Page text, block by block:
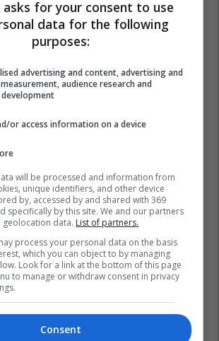
asks for your consent to use
data for the following
purposes:
advertising and content, advertising and
audience research and
development
or access information on a device
will be processed and information from
unique identifiers, and other device
by, accessed by and shared with 369
specifically by this site. We and our partners
geolocation data. List of partners.
process your personal data on the basis
which you can object to by managing
Look for a link at the bottom of this page
to manage or withdraw consent in privacy
Consent